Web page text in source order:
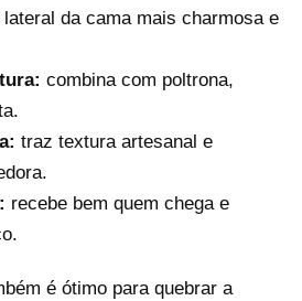
da cama mais charmosa e
combina com poltrona,
traz textura artesanal e
recebe bem quem chega e
é ótimo para quebrar a